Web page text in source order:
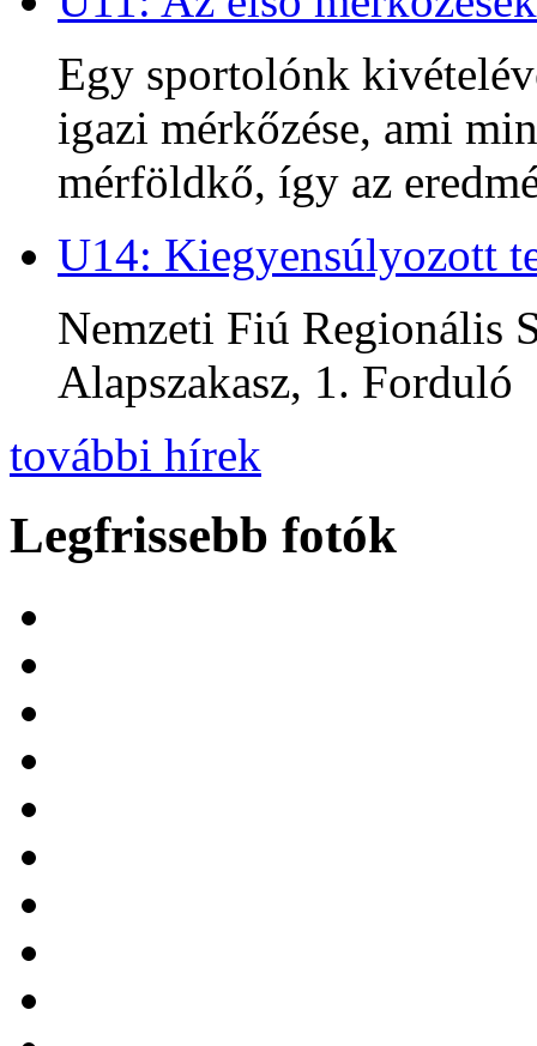
Egy sportolónk
igazi mérkőzése, ami
mérföldkő, így az
U14: Kiegyensúlyozott
Nemzeti Fiú Regionális
Alapszakasz, 1. Forduló
további hírek
Legfrissebb fotók